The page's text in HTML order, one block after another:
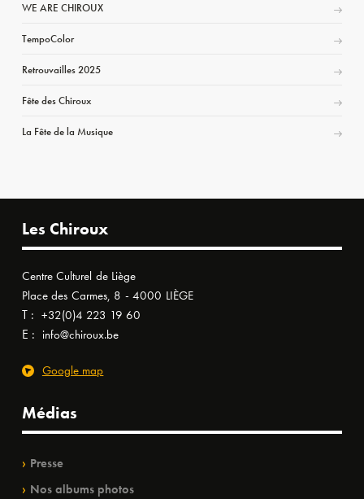
WE ARE CHIROUX
TempoColor
Retrouvailles 2025
Fête des Chiroux
La Fête de la Musique
Les Chiroux
Centre Culturel de Liège
Place des Carmes, 8 - 4000 LIÈGE
T : +32(0)4 223 19 60
E : info@chiroux.be
Google map
Médias
Presse
Nos albums photos